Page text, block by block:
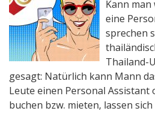
Kann man
eine
sprechen
Thailand-
gesagt: Natürlich kann Mann
Leute einen Personal
buchen bzw. mieten, lassen